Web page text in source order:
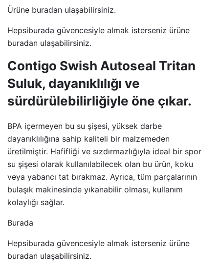
Ürüne buradan ulaşabilirsiniz.
Hepsiburada güvencesiyle almak isterseniz ürüne
buradan ulaşabilirsiniz.
Contigo Swish Autoseal Tritan
Suluk, dayanıklılığı ve
sürdürülebilirliğiyle öne çıkar.
BPA içermeyen bu su şişesi, yüksek darbe
dayanıklılığına sahip kaliteli bir malzemeden
üretilmiştir. Hafifliği ve sızdırmazlığıyla ideal bir spor
su şişesi olarak kullanılabilecek olan bu ürün, koku
veya yabancı tat bırakmaz. Ayrıca, tüm parçalarının
bulaşık makinesinde yıkanabilir olması, kullanım
kolaylığı sağlar.
Burada
Hepsiburada güvencesiyle almak isterseniz ürüne
buradan ulaşabilirsiniz.